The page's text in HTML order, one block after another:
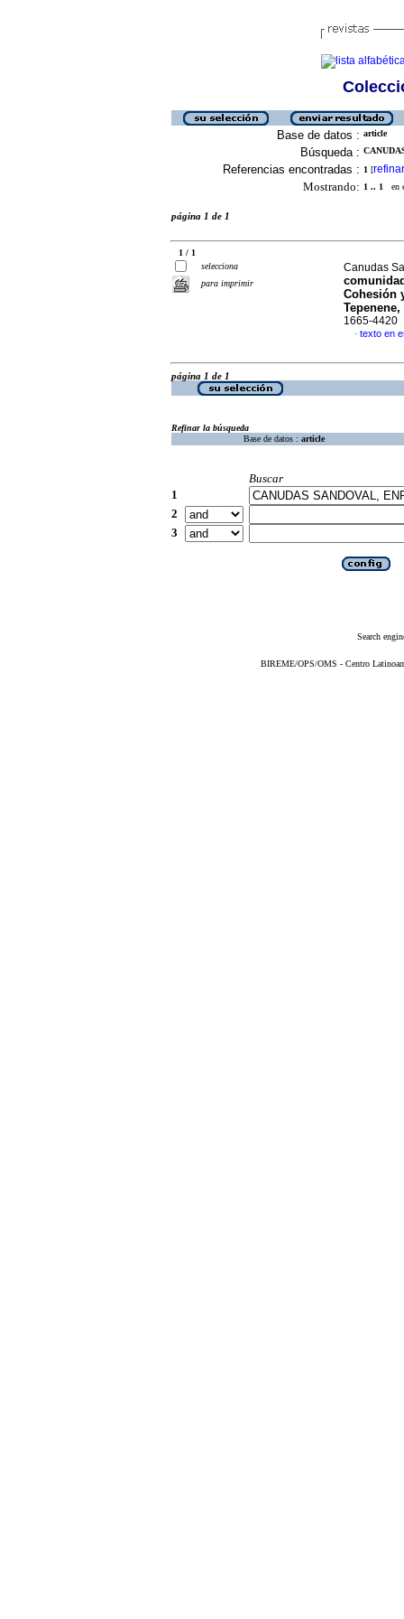
Base de datos : article
Búsqueda :
Referencias encontradas : 1 [refinar
Mostrando: 1 .. 1 en
página 1 de 1
1 / 1
selecciona
para imprimir
Canudas
Cohesión
Tepenene,
1665-4420
· texto en
página 1 de 1
Refinar la búsqueda
Base de datos : article
Buscar
1
2
3
Search
BIREME/OPS/OMS - Centro